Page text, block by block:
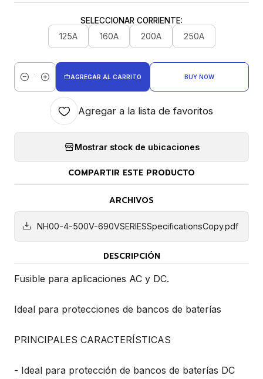
SELECCIONAR CORRIENTE:
125A 160A 200A 250A
Cantidad
AGREGAR AL CARRITO BUY NOW
Agregar a la lista de favoritos
Mostrar stock de ubicaciones
COMPARTIR ESTE PRODUCTO
ARCHIVOS
NH00-4-500V-690VSERIESSpecificationsCopy.pdf
DESCRIPCIÓN
Fusible para aplicaciones AC y DC.
Ideal para protecciones de bancos de baterías
PRINCIPALES CARACTERÍSTICAS
- Ideal para protección de bancos de baterías DC